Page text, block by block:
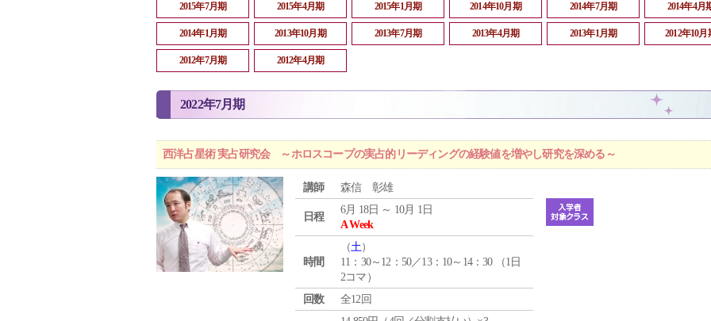
2015年7月期 2015年4月期 2015年1月期 2014年10月期 2014年7月期 2014年4月
2014年1月期 2013年10月期 2013年7月期 2013年4月期 2013年1月期 2012年10月
2012年7月期 2012年4月期
2022年7月期
西洋占星術 実占研究会 ～ホロスコープの実占的リーディングの経験値を増やし研究を深める～
講師 森信 彰雄
日程
6月 18日 ～ 10月 1日
A Week
時間
（土）
11：30～12：50／13：10～14：30 （1日
2コマ）
回数
全12回